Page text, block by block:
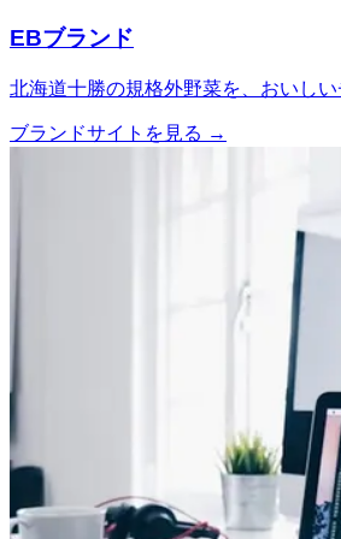
EBブランド
北海道十勝の規格外野菜を、おいし
ブランドサイトを見る →